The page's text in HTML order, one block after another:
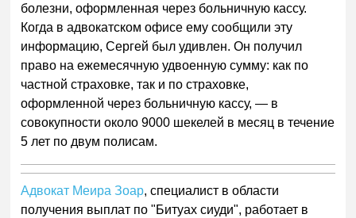
болезни, оформленная через больничную кассу.
Когда в адвокатском офисе ему сообщили эту
информацию, Сергей был удивлен. Он получил
право на ежемесячную удвоенную сумму: как по
частной страховке, так и по страховке,
оформленной через больничную кассу, — в
совокупности около 9000 шекелей в месяц в течение
5 лет по двум полисам.
Адвокат Меира Зоар, специалист в области
получения выплат по "Битуах сиуди", работает в